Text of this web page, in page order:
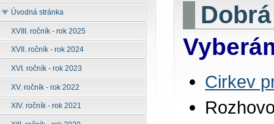
Úvodná stránka
XVIII. ročník - rok 2025
XVII. ročník - rok 2024
XVI. ročník - rok 2023
XV. ročník - rok 2022
XIV. ročník - rok 2021
Cirkev